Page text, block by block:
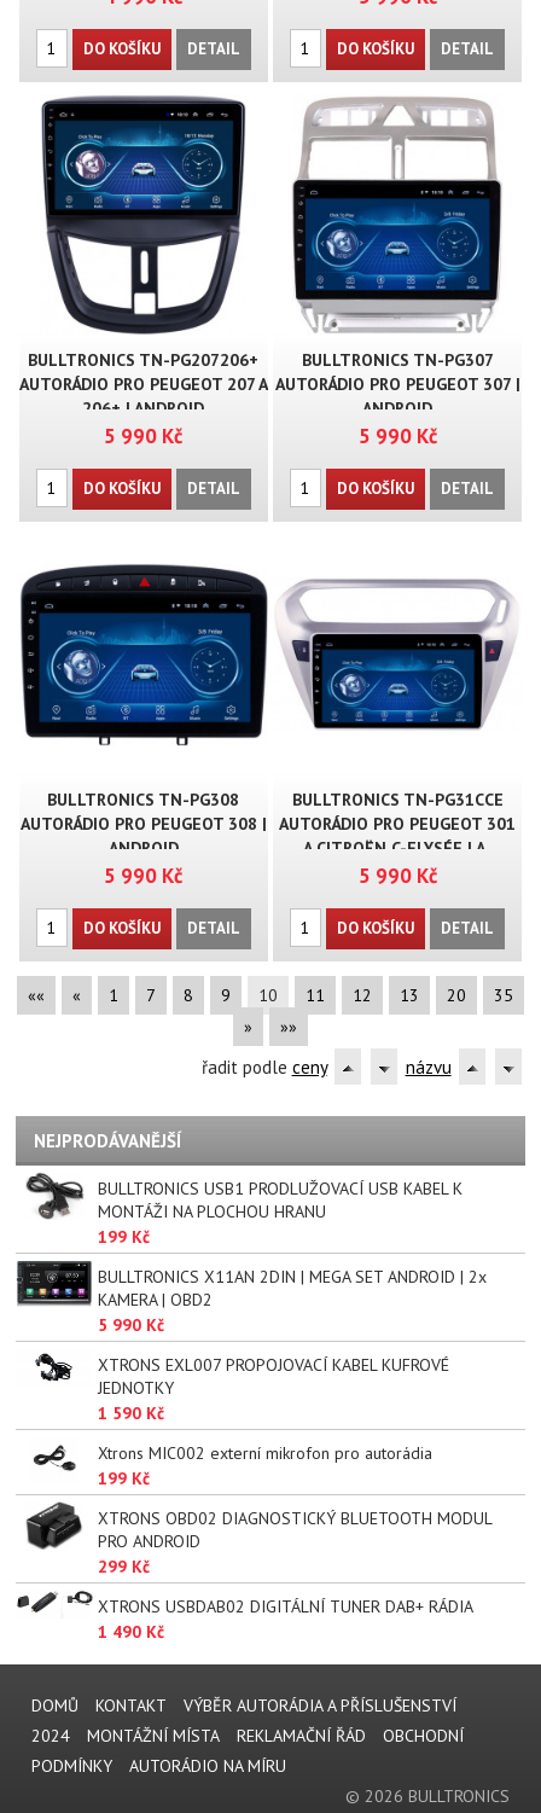
DO KOŠÍKU DETAIL DO KOŠÍKU DETAIL
BULLTRONICS TN-PG207206+
AUTORÁDIO PRO PEUGEOT 207 A
206+ | ANDROID
5 990 Kč
DO KOŠÍKU DETAIL
BULLTRONICS TN-PG307
AUTORÁDIO PRO PEUGEOT 307 |
ANDROID
5 990 Kč
DO KOŠÍKU DETAIL
BULLTRONICS TN-PG308
AUTORÁDIO PRO PEUGEOT 308 |
ANDROID
5 990 Kč
DO KOŠÍKU DETAIL
BULLTRONICS TN-PG31CCE
AUTORÁDIO PRO PEUGEOT 301
A CITROËN C-ELYSÉE | A..
5 990 Kč
DO KOŠÍKU DETAIL
«« « 1 7 8 9 10 11 12 13 20
35
»
»»
řadit podle ceny názvu
NEJPRODÁVANĚJŠÍ
BULLTRONICS USB1 PRODLUŽOVACÍ USB KABEL K
MONTÁŽI NA PLOCHOU HRANU
199 Kč
BULLTRONICS X11AN 2DIN | MEGA SET ANDROID | 2x
KAMERA | OBD2
5 990 Kč
XTRONS EXL007 PROPOJOVACÍ KABEL KUFROVÉ
JEDNOTKY
1 590 Kč
Xtrons MIC002 externí mikrofon pro autorádia
199 Kč
XTRONS OBD02 DIAGNOSTICKÝ BLUETOOTH MODUL
PRO ANDROID
299 Kč
XTRONS USBDAB02 DIGITÁLNÍ TUNER DAB+ RÁDIA
1 490 Kč
DOMŮ KONTAKT
VÝBĚR AUTORÁDIA A PŘÍSLUŠENSTVÍ
2024
MONTÁŽNÍ MÍSTA REKLAMAČNÍ ŘÁD
OBCHODNÍ
PODMÍNKY
AUTORÁDIO NA MÍRU
© 2026 BULLTRONICS